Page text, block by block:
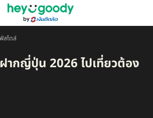
สไตล์
ากญี่ปุ่น 2026 ไปเที่ยวต้อง